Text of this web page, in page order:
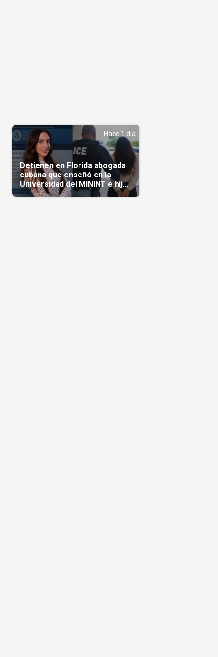
Hace 1 día
Detienen en Florida abogada
cubana que enseñó en la
Universidad del MININT e hija
de diplomático cubano